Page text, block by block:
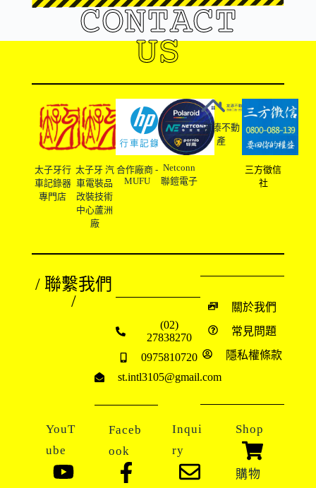
CONTACT
US
太子牙行
車記錄器
專門店
太子牙 汽
車電裝品
改裝技術
中心蘆洲
廠
合作廠商 -
MUFU
Netconn
聯鎧電子
友溙不動
產
三方徵信
社
/ 聯繫我們
/
(02)
27838270
0975810720
st.intl3105@gmail.com
關於我們
常見問題
隱私權條款
YouT
ube
Faceb
ook
Inqui
ry
Shop
購物